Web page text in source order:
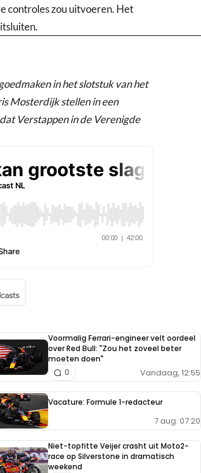
controles zou uitvoeren. Het
in het slotstuk van het
Mosterdijk stellen in een
Verstappen in de Verenigde
Voormalig Ferrari-engineer velt oordeel
over Red Bull: "Zou het zoveel beter
moeten doen"
Vandaag, 12:55
0
Vacature: Formule 1-redacteur
7 aug. 07:20
Niet-topfitte Veijer crasht uit Moto2-
race op Silverstone in dramatisch
weekend